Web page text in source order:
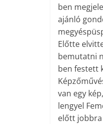
ben
ajánló
Előtte
bemutatni
ben festett
van egy
lengyel
előtt